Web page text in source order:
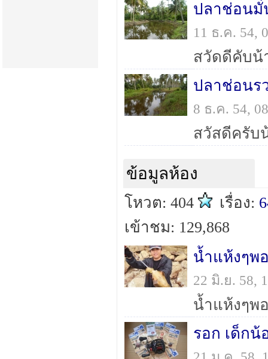
ปลาช่อนมั่
11 ธ.ค. 54,
ปลาช่อนร
8 ธ.ค. 54,
ข้อมูลห้อง
โหวต: 404 เรื่อง:
เข้าชม: 129,868
22 มิ.ย. 58,